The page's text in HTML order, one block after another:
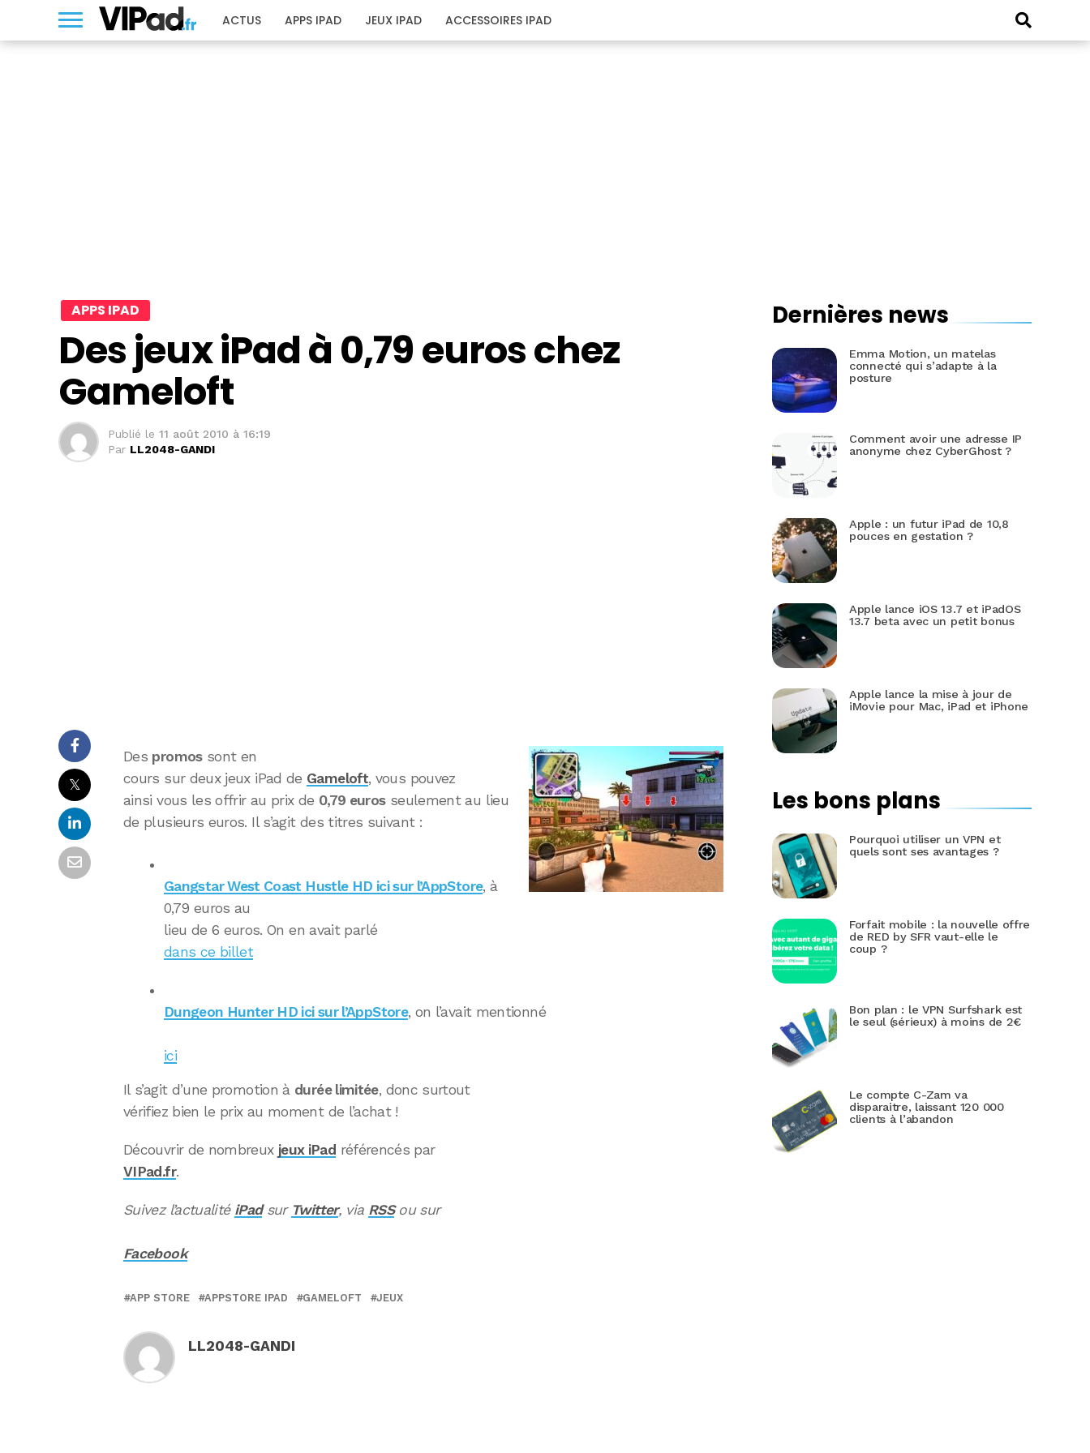
ACTUS APPS IPAD JEUX IPAD ACCESSOIRES IPAD
APPS IPAD
Des jeux iPad à 0,79 euros chez
Gameloft
Publié le 11 août 2010 à 16:19
Par LL2048-GANDI
𝕏
Des promossont en
cours sur deux jeux iPad de Gameloft, vous pouvez
ainsi vous les offrir au prix de 0,79 eurosseulement au lieu
de plusieurs euros. Il s’agit des titres suivant :
Gangstar West Coast Hustle HD ici sur l’AppStore, à
0,79 euros au
lieu de 6 euros. On en avait parlé
dans ce billet
Dungeon Hunter HD ici sur l’AppStore, on l’avait mentionné
ici
Il s’agit d’une promotion à durée limitée, donc surtout
vérifiez bien le prix au moment de l’achat !
Découvrir de nombreux jeux iPad référencés par
VIPad.fr.
Suivez l’actualité iPadsur Twitter, via RSSou sur
Facebook
APP STORE APPSTORE IPAD GAMELOFT JEUX
LL2048-GANDI
Dernières news
Emma Motion, un matelas
connecté qui s’adapte à la
posture
Comment avoir une adresse IP
anonyme chez CyberGhost ?
Apple : un futur iPad de 10,8
pouces en gestation ?
Apple lance iOS 13.7 et iPadOS
13.7 beta avec un petit bonus
Apple lance la mise à jour de
iMovie pour Mac, iPad et iPhone
Les bons plans
Pourquoi utiliser un VPN et
quels sont ses avantages ?
Forfait mobile : la nouvelle offre
de RED by SFR vaut-elle le
coup ?
Bon plan : le VPN Surfshark est
le seul (sérieux) à moins de 2€
Le compte C-Zam va
disparaitre, laissant 120 000
clients à l’abandon